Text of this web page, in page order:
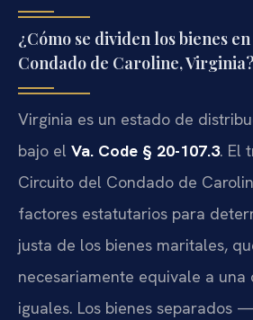
¿Cómo se dividen los bienes
Condado de Caroline, Virginia?
Virginia es un estado de
bajo el Va. Code § 20-107.3. El
Circuito del Condado de
factores estatutarios para
justa de los bienes maritales,
necesariamente equivale a una
iguales. Los bienes separados